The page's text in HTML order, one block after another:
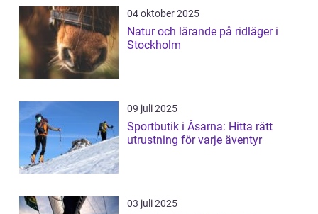
04 oktober 2025
Natur och lärande på ridläger i
Stockholm
09 juli 2025
Sportbutik i Åsarna: Hitta rätt
utrustning för varje äventyr
03 juli 2025